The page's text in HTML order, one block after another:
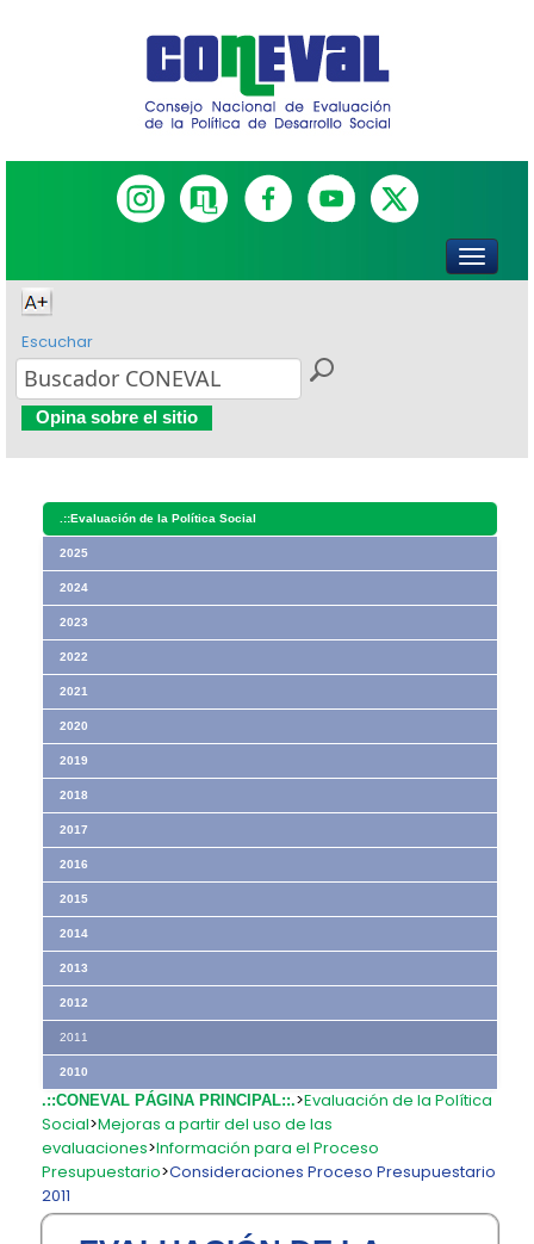
Escuchar
Opina sobre el sitio
.::Evaluación de la Política Social
2025
2024
2023
2022
2021
2020
2019
2018
2017
2016
2015
2014
2013
2012
2011
2010
.::CONEVAL PÁGINA PRINCIPAL::.>Evaluación de la Política
Social>Mejoras a partir del uso de las
evaluaciones>Información para el Proceso
Presupuestario>Consideraciones Proceso Presupuestario
2011